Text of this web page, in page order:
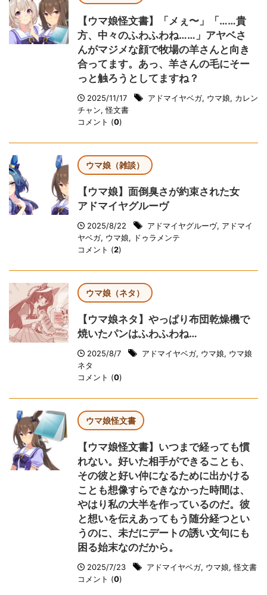
【ウマ娘怪文書】「メぇ〜」「……貴
方、中々のふわふわね……」アヤベさ
んがマジメな顔で牧場の羊さんと向き
合ってます。あっ、羊さんの毛にそー
っと触ろうとしてますね？
2025/11/17 アドマイヤベガ, ウマ娘, カレン
チャン,怪文書
コメント (0)
ウマ娘（雑談）
【ウマ娘】面倒臭さが約束された女
アドマイヤグルーヴ
2025/8/22 アドマイヤグルーヴ, アドマイ
ヤベガ, ウマ娘, ドゥラメンテ
コメント (2)
ウマ娘（ネタ）
【ウマ娘ネタ】やっぱり布団乾燥機で
焼いたパンはふわふわね…
2025/8/7 アドマイヤベガ, ウマ娘, ウマ娘
ネタ
コメント (0)
ウマ娘怪文書
【ウマ娘怪文書】いつまで経っても慣
れない。好いた相手ができることも、
その彼と好い仲になるために出かける
ことも想像すらできなかった時間は、
やはり私の大半を作っているのだ。彼
と想いを伝えあってもう随分経つとい
うのに、未だにデートの誘い文句にも
困る始末なのだから。
2025/7/23 アドマイヤベガ, ウマ娘,怪文書
コメント (0)